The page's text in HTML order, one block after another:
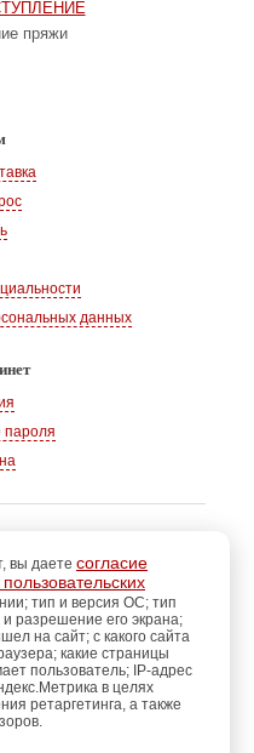
пряжи
данных
пароля
г. Волгодонск
83-75
rukodelia.ru
ежедневно
00
вы даете согласие
тип и версия ОС; тип
разрешение его экрана;
на сайт; с какого сайта
какие страницы
пользователь; IP-адрес
в целях
ретаргетинга, а также